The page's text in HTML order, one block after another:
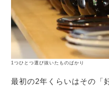
1つひとつ選び抜いたものばかり
最初の2年くらいはその「